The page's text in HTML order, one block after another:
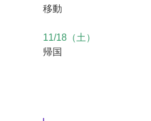
移動
11/18（土）
帰国